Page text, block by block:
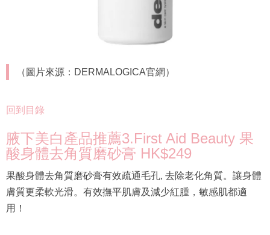
（圖片來源：DERMALOGICA官網）
回到目錄
腋下美白產品推薦3.First Aid Beauty 果
酸身體去角質磨砂膏 HK$249
果酸身體去角質磨砂膏有效疏通毛孔, 去除老化角質。讓身體
膚質更柔軟光滑。有效撫平肌膚及減少紅腫，敏感肌都適
用！